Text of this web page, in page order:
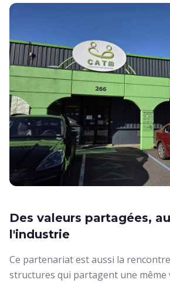
Des valeurs partagées,
l'industrie
Ce partenariat est aussi la
structures qui partagent une même